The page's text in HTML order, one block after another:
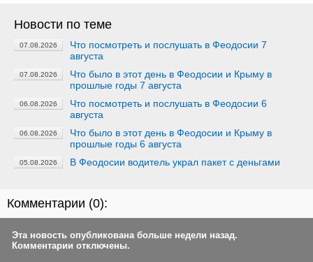
Новости по теме
07.08.2026
Что посмотреть и послушать в Феодосии 7
августа
07.08.2026
Что было в этот день в Феодосии и Крыму в
прошлые годы 7 августа
06.08.2026
Что посмотреть и послушать в Феодосии 6
августа
06.08.2026
Что было в этот день в Феодосии и Крыму в
прошлые годы 6 августа
05.08.2026 В Феодосии водитель украл пакет с деньгами
Комментарии (0):
Эта новость опубликована больше недели назад.
Комментарии отключены.